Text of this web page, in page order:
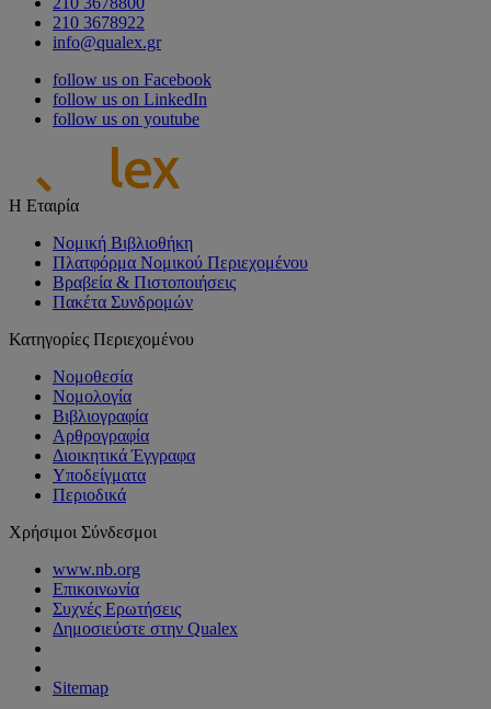
210 3678922
info@qualex.gr
follow us on Facebook
follow us on LinkedIn
follow us on youtube
Η Εταιρία
Νομική Βιβλιοθήκη
Πλατφόρμα Νομικού Περιεχομένου
Βραβεία & Πιστοποιήσεις
Πακέτα Συνδρομών
Κατηγορίες Περιεχομένου
Νομοθεσία
Νομολογία
Βιβλιογραφία
Αρθρογραφία
Διοικητικά Έγγραφα
Υποδείγματα
Περιοδικά
Χρήσιμοι Σύνδεσμοι
www.nb.org
Επικοινωνία
Συχνές Ερωτήσεις
Δημοσιεύστε στην Qualex
Sitemap